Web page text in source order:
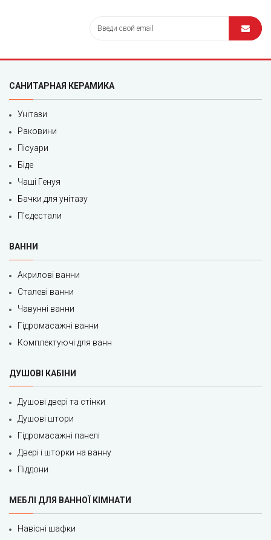
САНИТАРНАЯ КЕРАМИКА
Унітази
Раковини
Пісуари
Біде
Чаші Генуя
Бачки для унітазу
П'єдестали
ВАННИ
Акрилові ванни
Сталеві ванни
Чавунні ванни
Гідромасажні ванни
Комплектуючі для ванн
ДУШОВІ КАБІНИ
Душові двері та стінки
Душові штори
Гідромасажні панелі
Двері і шторки на ванну
Піддони
МЕБЛІ ДЛЯ ВАННОЇ КІМНАТИ
Навісні шафки